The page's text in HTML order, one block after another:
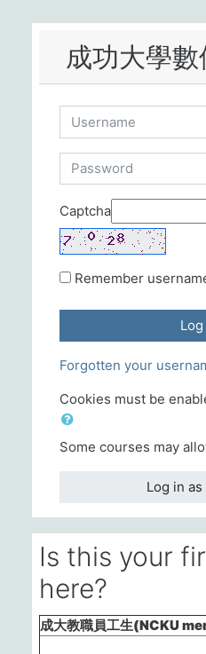
成功大學
Username
Password
Captcha
Remember
Forgotten your
Cookies must be
Some courses may
Log in
Is this your
here?
成大教職員工生(NCKU